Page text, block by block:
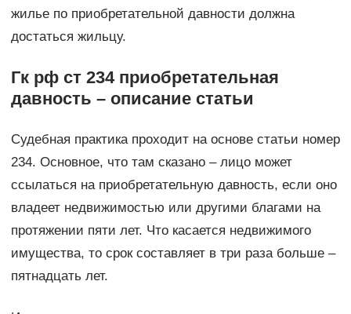
жилье по приобретательной давности должна
достаться жильцу.
Гк рф ст 234 приобретательная
давность – описание статьи
Судебная практика проходит на основе статьи номер
234. Основное, что там сказано – лицо может
ссылаться на приобретательную давность, если оно
владеет недвижимостью или другими благами на
протяжении пяти лет. Что касается недвижимого
имущества, то срок составляет в три раза больше –
пятнадцать лет.